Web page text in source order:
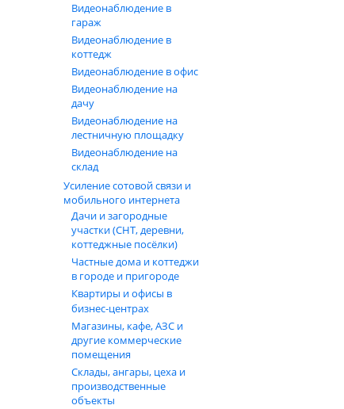
Видеонаблюдение в
гараж
Видеонаблюдение в
коттедж
Видеонаблюдение в офис
Видеонаблюдение на
дачу
Видеонаблюдение на
лестничную площадку
Видеонаблюдение на
склад
Усиление сотовой связи и
мобильного интернета
Дачи и загородные
участки (СНТ, деревни,
коттеджные посёлки)
Частные дома и коттеджи
в городе и пригороде
Квартиры и офисы в
бизнес‑центрах
Магазины, кафе, АЗС и
другие коммерческие
помещения
Склады, ангары, цеха и
производственные
объекты